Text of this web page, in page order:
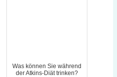
Was können Sie während
der Atkins-Diät trinken?